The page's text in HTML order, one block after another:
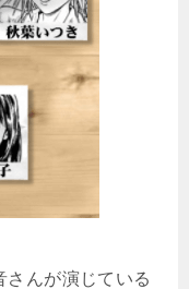
さんが演じている